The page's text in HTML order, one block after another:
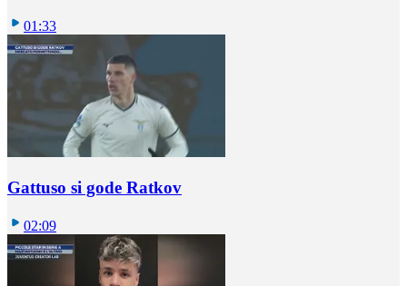
01:33
Gattuso si gode Ratkov
02:09